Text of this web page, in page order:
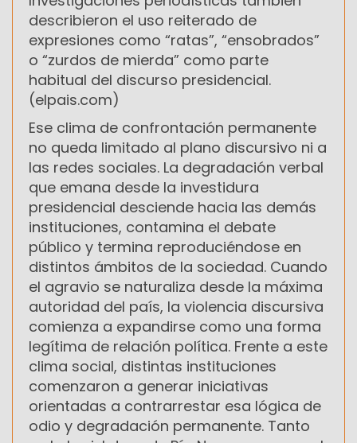
describieron el uso reiterado de
expresiones como “ratas”, “ensobrados”
o “zurdos de mierda” como parte
habitual del discurso presidencial.
(elpais.com)
Ese clima de confrontación permanente
no queda limitado al plano discursivo ni a
las redes sociales. La degradación verbal
que emana desde la investidura
presidencial desciende hacia las demás
instituciones, contamina el debate
público y termina reproduciéndose en
distintos ámbitos de la sociedad. Cuando
el agravio se naturaliza desde la máxima
autoridad del país, la violencia discursiva
comienza a expandirse como una forma
legítima de relación política. Frente a este
clima social, distintas instituciones
comenzaron a generar iniciativas
orientadas a contrarrestar esa lógica de
odio y degradación permanente. Tanto